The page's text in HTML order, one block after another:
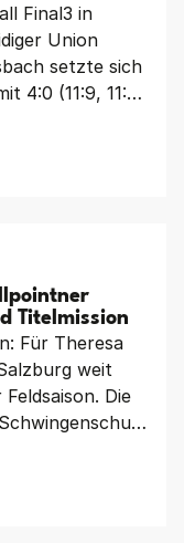
Final3 in
Union
setzte sich
4:0 (11:9, 11:8,
Urfahr durch
das
UND ENNS LÖSEN
Titelmission
Für Theresa
weit
Die
ihre